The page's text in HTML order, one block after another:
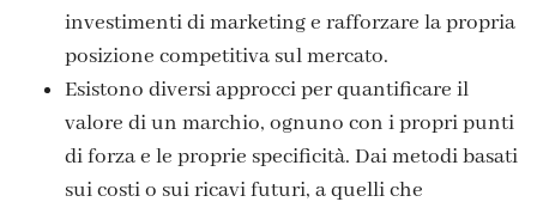
investimenti di marketing e rafforzare la propria
posizione competitiva sul mercato.
Esistono diversi approcci per quantificare il
valore di un marchio, ognuno con i propri punti
di forza e le proprie specificità. Dai metodi basati
sui costi o sui ricavi futuri, a quelli che